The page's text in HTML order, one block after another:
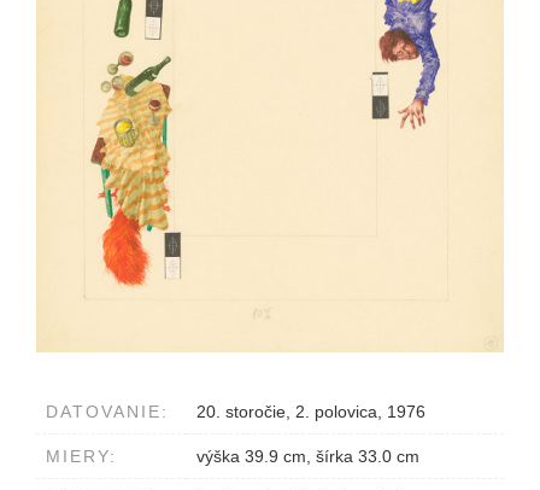
DATOVANIE: 20. storočie, 2. polovica, 1976
MIERY: výška 39.9 cm, šírka 33.0 cm